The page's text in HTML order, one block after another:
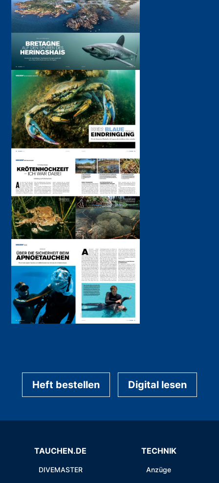
Heft bestellen Digital lesen
TAUCHEN.DE
DIVEMASTER
TECHNIK
Anzüge